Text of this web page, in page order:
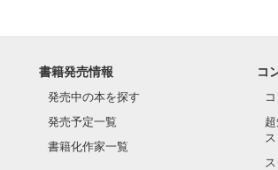
書籍発売情報
発売中の本を探す
発売予定一覧
書籍化作家一覧
コ
ス